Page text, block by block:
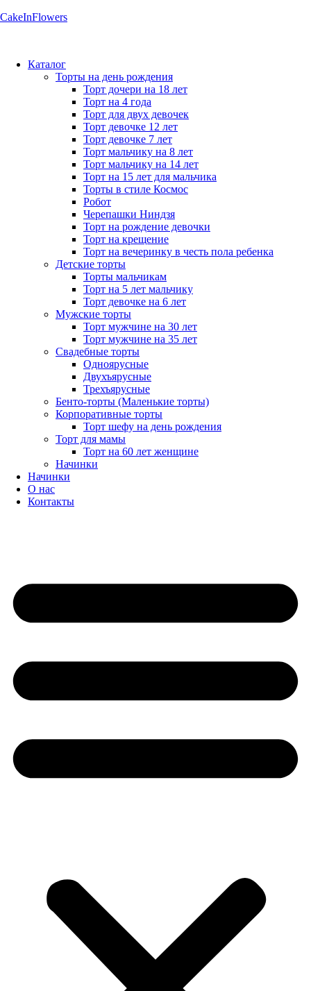
CakeInFlowers
Каталог
Торты на день рождения
Торт дочери на 18 лет
Торт на 4 года
Торт для двух девочек
Торт девочке 12 лет
Торт девочке 7 лет
Торт мальчику на 8 лет
Торт мальчику на 14 лет
Торт на 15 лет для мальчика
Торты в стиле Космос
Робот
Черепашки Ниндзя
Торт на рождение девочки
Торт на крещение
Торт на вечеринку в честь пола ребенка
Детские торты
Торты мальчикам
Торт на 5 лет мальчику
Торт девочке на 6 лет
Мужские торты
Торт мужчине на 30 лет
Торт мужчине на 35 лет
Свадебные торты
Одноярусные
Двухъярусные
Трехъярусные
Бенто-торты (Маленькие торты)
Корпоративные торты
Торт шефу на день рождения
Торт для мамы
Торт на 60 лет женщине
Начинки
Начинки
О нас
Контакты